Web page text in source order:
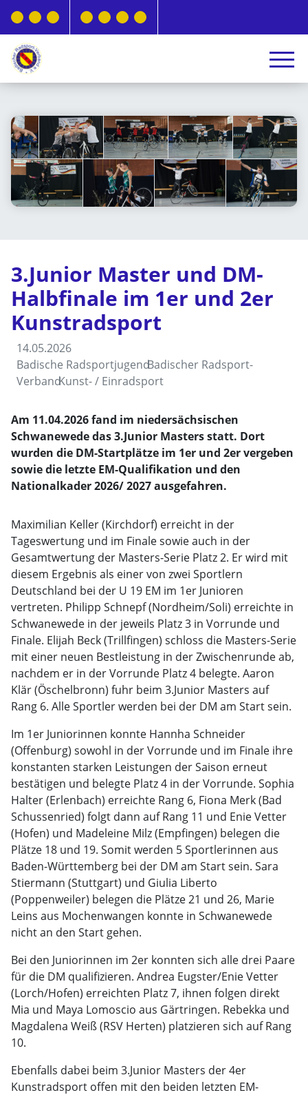
3.Junior Master und DM-
Halbfinale im 1er und 2er
Kunstradsport
14.05.2026
Badische RadsportjugendBadischer Radsport-
VerbandKunst- / Einradsport
Am 11.04.2026 fand im niedersächsischen
Schwanewede das 3.Junior Masters statt. Dort
wurden die DM-Startplätze im 1er und 2er vergeben
sowie die letzte EM-Qualifikation und den
Nationalkader 2026/ 2027 ausgefahren.
Maximilian Keller (Kirchdorf) erreicht in der
Tageswertung und im Finale sowie auch in der
Gesamtwertung der Masters-Serie Platz 2. Er wird mit
diesem Ergebnis als einer von zwei Sportlern
Deutschland bei der U 19 EM im 1er Junioren
vertreten. Philipp Schnepf (Nordheim/Soli) erreichte in
Schwanewede in der jeweils Platz 3 in Vorrunde und
Finale. Elijah Beck (Trillfingen) schloss die Masters-Serie
mit einer neuen Bestleistung in der Zwischenrunde ab,
nachdem er in der Vorrunde Platz 4 belegte. Aaron
Klär (Öschelbronn) fuhr beim 3.Junior Masters auf
Rang 6. Alle Sportler werden bei der DM am Start sein.
Im 1er Juniorinnen konnte Hannha Schneider
(Offenburg) sowohl in der Vorrunde und im Finale ihre
konstanten starken Leistungen der Saison erneut
bestätigen und belegte Platz 4 in der Vorrunde. Sophia
Halter (Erlenbach) erreichte Rang 6, Fiona Merk (Bad
Schussenried) folgt dann auf Rang 11 und Enie Vetter
(Hofen) und Madeleine Milz (Empfingen) belegen die
Plätze 18 und 19. Somit werden 5 Sportlerinnen aus
Baden-Württemberg bei der DM am Start sein. Sara
Stiermann (Stuttgart) und Giulia Liberto
(Poppenweiler) belegen die Plätze 21 und 26, Marie
Leins aus Mochenwangen konnte in Schwanewede
nicht an den Start gehen.
Bei den Juniorinnen im 2er konnten sich alle drei Paare
für die DM qualifizieren. Andrea Eugster/Enie Vetter
(Lorch/Hofen) erreichten Platz 7, ihnen folgen direkt
Mia und Maya Lomoscio aus Gärtringen. Rebekka und
Magdalena Weiß (RSV Herten) platzieren sich auf Rang
10.
Ebenfalls dabei beim 3.Junior Masters der 4er
Kunstradsport offen mit den beiden letzten EM-